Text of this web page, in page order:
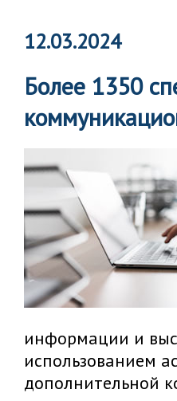
12.03.2024
Более 1350
информации и
использованием
дополнительной